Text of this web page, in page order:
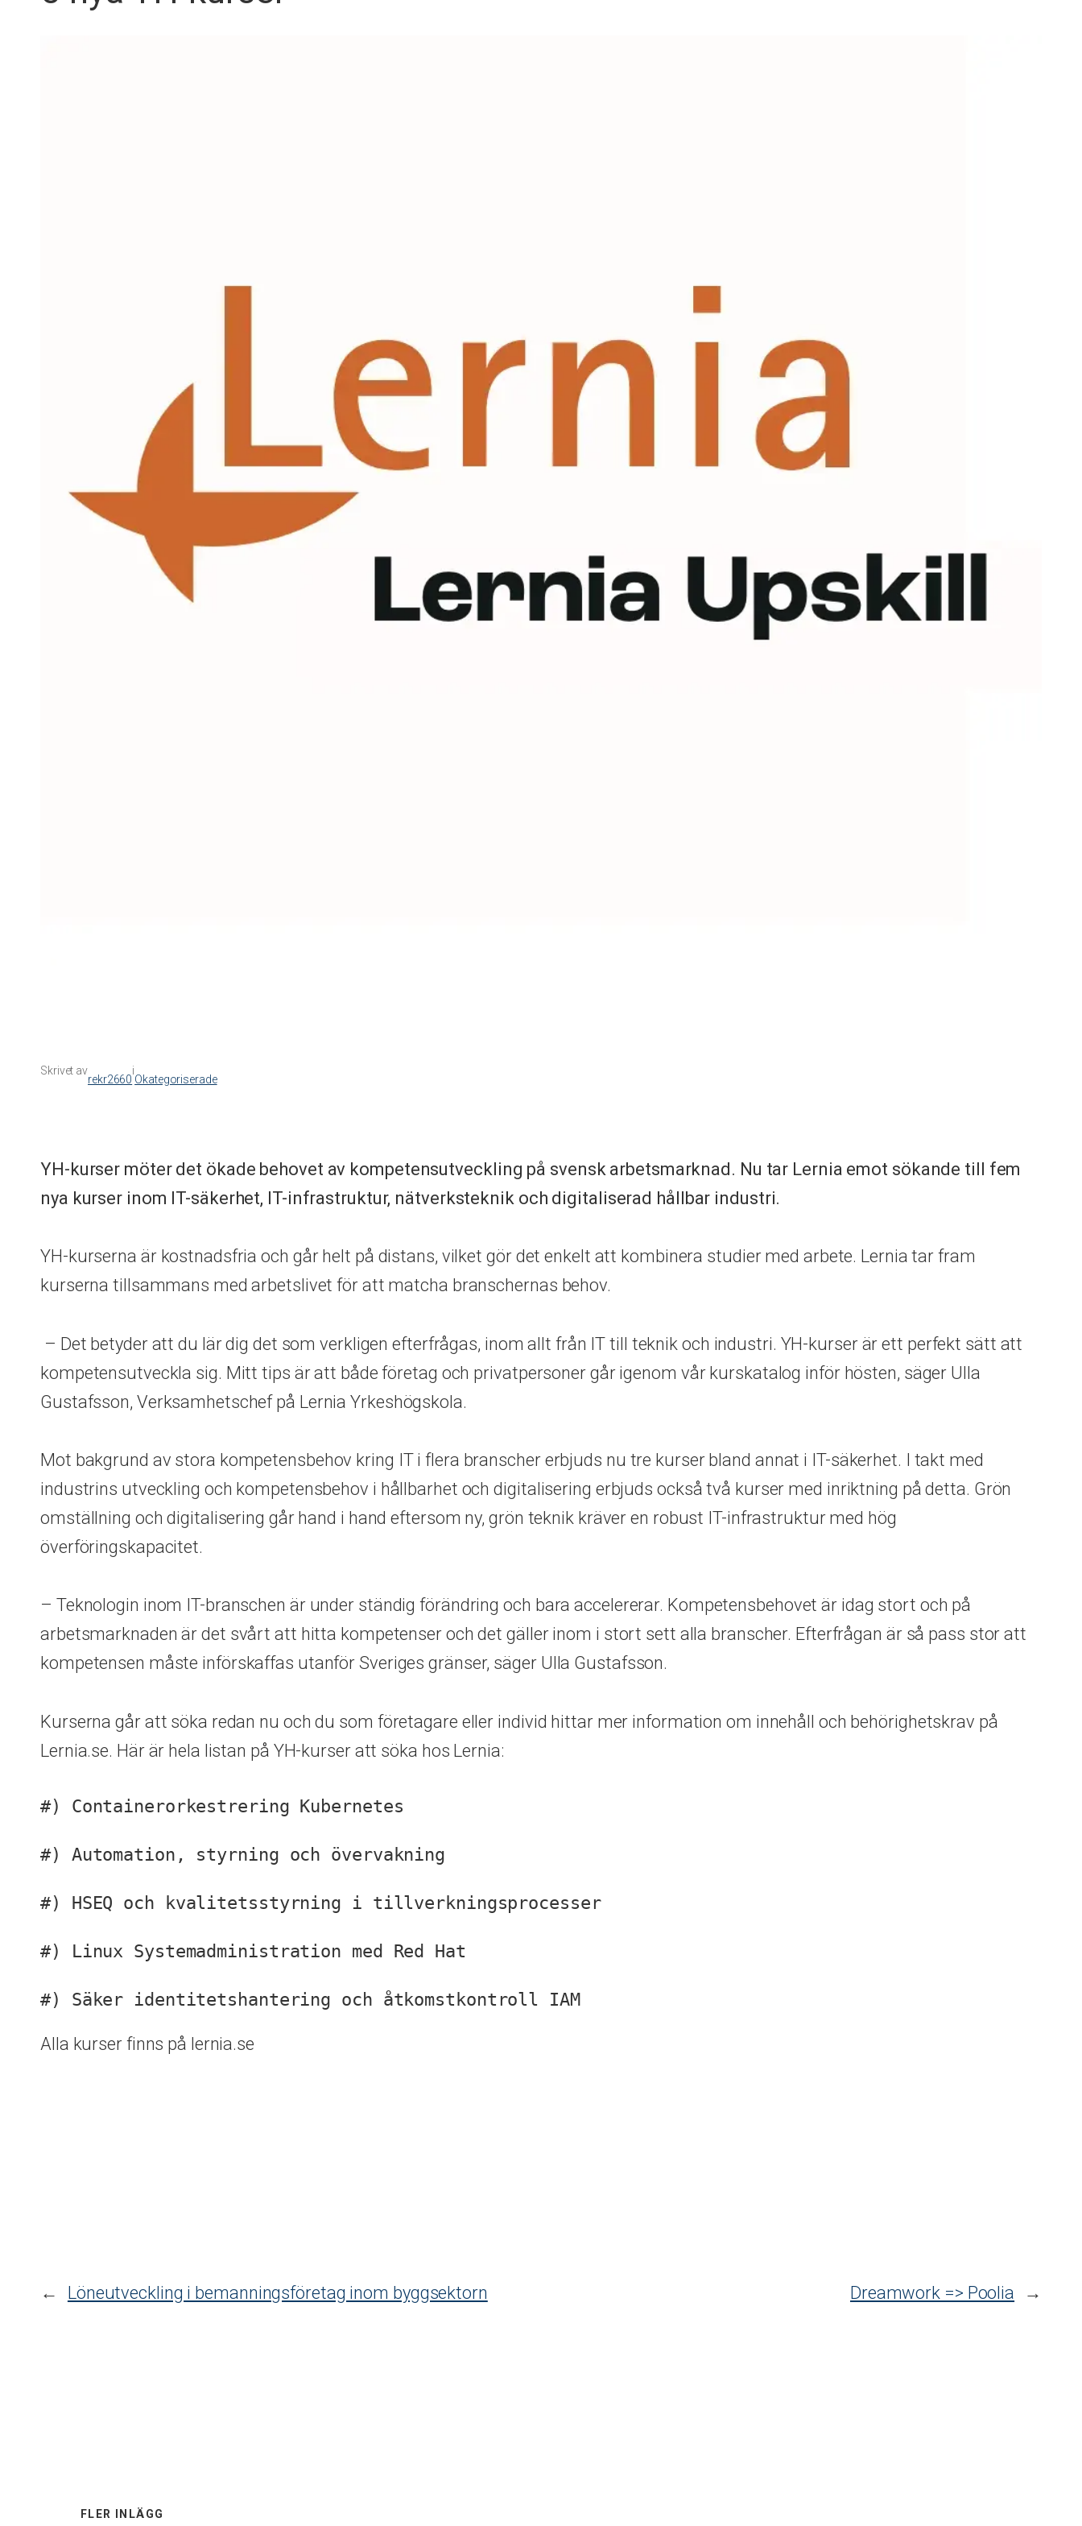
Skrivet av
rekr2660
i
Okategoriserade
YH-kurser möter det ökade behovet av kompetensutveckling på svensk arbetsmarknad. Nu tar Lernia emot sökande till fem
nya kurser inom IT-säkerhet, IT-infrastruktur, nätverksteknik och digitaliserad hållbar industri.
YH-kurserna är kostnadsfria och går helt på distans, vilket gör det enkelt att kombinera studier med arbete. Lernia tar fram
kurserna tillsammans med arbetslivet för att matcha branschernas behov.
– Det betyder att du lär dig det som verkligen efterfrågas, inom allt från IT till teknik och industri. YH-kurser är ett perfekt sätt att
kompetensutveckla sig. Mitt tips är att både företag och privatpersoner går igenom vår kurskatalog inför hösten, säger Ulla
Gustafsson, Verksamhetschef på Lernia Yrkeshögskola.
Mot bakgrund av stora kompetensbehov kring IT i flera branscher erbjuds nu tre kurser bland annat i IT-säkerhet. I takt med
industrins utveckling och kompetensbehov i hållbarhet och digitalisering erbjuds också två kurser med inriktning på detta. Grön
omställning och digitalisering går hand i hand eftersom ny, grön teknik kräver en robust IT-infrastruktur med hög
överföringskapacitet.
– Teknologin inom IT-branschen är under ständig förändring och bara accelererar. Kompetensbehovet är idag stort och på
arbetsmarknaden är det svårt att hitta kompetenser och det gäller inom i stort sett alla branscher. Efterfrågan är så pass stor att
kompetensen måste införskaffas utanför Sveriges gränser, säger Ulla Gustafsson.
Kurserna går att söka redan nu och du som företagare eller individ hittar mer information om innehåll och behörighetskrav på
Lernia.se. Här är hela listan på YH-kurser att söka hos Lernia:
#) Containerorkestrering Kubernetes
#) Automation, styrning och övervakning
#) HSEQ och kvalitetsstyrning i tillverkningsprocesser
#) Linux Systemadministration med Red Hat
#) Säker identitetshantering och åtkomstkontroll IAM
Alla kurser finns på lernia.se
← Löneutveckling i bemanningsföretag inom byggsektorn Dreamwork => Poolia →
FLER INLÄGG